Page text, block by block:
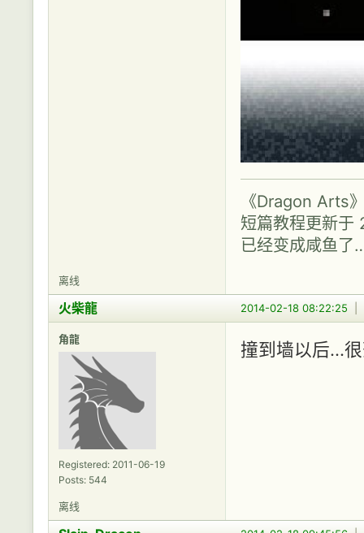
《Dragon Arts
短篇教程更新于
已经变成咸鱼
离线
2014-02-18 08:22:25
火柴龍
角龍
Registered: 2011-06-19
Posts: 544
撞到墙以后...
离线